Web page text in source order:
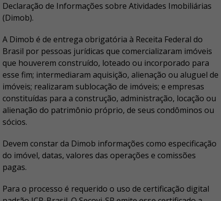
Declaração de Informações sobre Atividades Imobiliárias
(Dimob).
A Dimob é de entrega obrigatória à Receita Federal do
Brasil por pessoas jurídicas que comercializaram imóveis
que houverem construído, loteado ou incorporado para
esse fim; intermediaram aquisição, alienação ou aluguel de
imóveis; realizaram sublocação de imóveis; e empresas
constituídas para a construção, administração, locação ou
alienação do patrimônio próprio, de seus condôminos ou
sócios.
Devem constar da Dimob informações como especificação
do imóvel, datas, valores das operações e comissões
pagas.
Para o processo é requerido o uso de certificação digital